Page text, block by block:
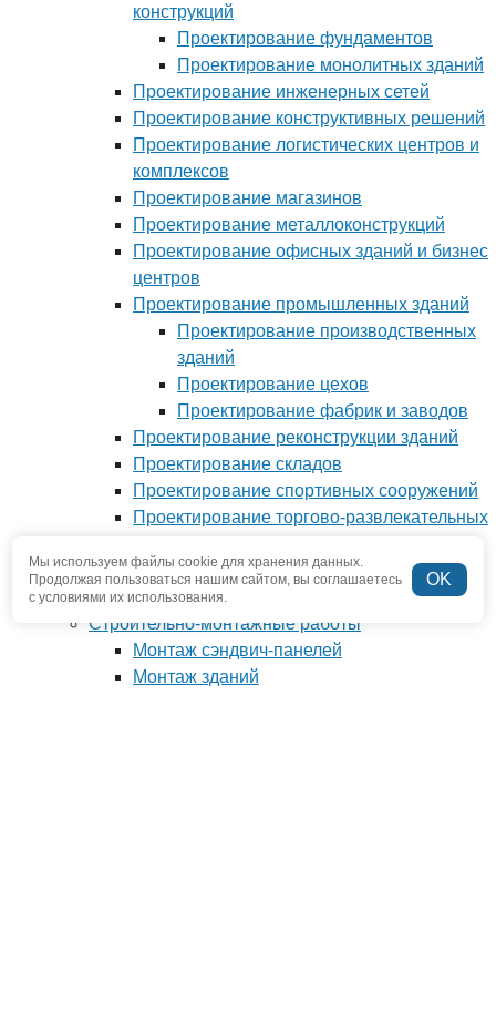
Мы используем файлы cookie для хранения данных.
Продолжая пользоваться нашим сайтом, вы соглашаетесь
с условиями их использования.
OK
конструкций
Проектирование фундаментов
Проектирование монолитных зданий
Проектирование инженерных сетей
Проектирование конструктивных решений
Проектирование логистических центров и
комплексов
Проектирование магазинов
Проектирование металлоконструкций
Проектирование офисных зданий и бизнес
центров
Проектирование промышленных зданий
Проектирование производственных
зданий
Проектирование цехов
Проектирование фабрик и заводов
Проектирование реконструкции зданий
Проектирование складов
Проектирование спортивных сооружений
Проектирование торгово-развлекательных
Разработка проектной документации
Разработка рабочей документации
Строительно-монтажные работы
Монтаж сэндвич-панелей
Монтаж зданий